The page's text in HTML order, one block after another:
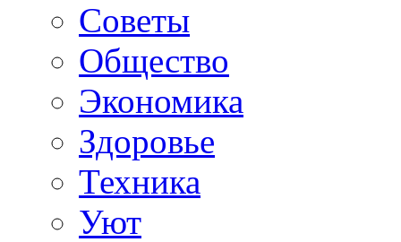
Советы
Общество
Экономика
Здоровье
Техника
Уют